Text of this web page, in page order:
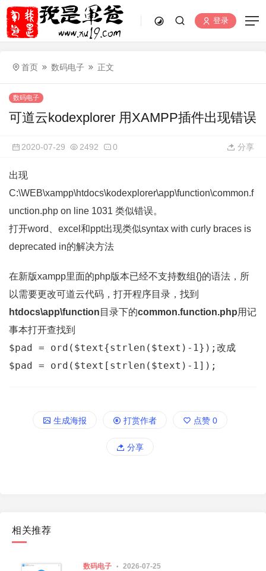
登录
首页 数码电子 正文
数码电子
可道云kodexplorer 用XAMPP插件出现错误
2020-07-29 2492 0 分享
出现
C:\WEB\xampp\htdocs\kodexplorer\app\function\common.f
unction.php on line 1031 类似错误。
打开word、excel和ppt出现类似syntax with curly braces is
deprecated in的解决方法
在新版xampp里面的php版本已经不支持数组{}的语法，所
以需要更改可道云代码，打开程序目录，找到
htdocs\app\function 目录下的common.function.php用记
事本打开查找到
$pad = ord($text{strlen($text)-1}); 改成
$pad = ord($text[strlen($text)-1]);
生成海报 打赏作者 点赞 0
分享
相关推荐
数码电子 2026-07-25